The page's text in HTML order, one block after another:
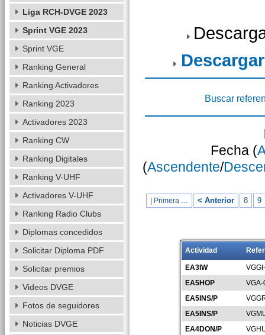
Buscar
Fecha (
(Ascendente/
| Primera … < Anterior 8 9
Actividad
EA3IW
EA5HOP
EA5INS/P
EA5INS/P
EA4DON/P
Liga RCH-DVGE 2023
Sprint VGE 2023
Sprint VGE
Ranking General
Ranking Activadores
Ranking 2023
Activadores 2023
Ranking CW
Ranking Digitales
Ranking V-UHF
Activadores V-UHF
Ranking Radio Clubs
Diplomas concedidos
Solicitar Diploma PDF
Solicitar premios
Videos DVGE
Fotos de seguidores
Noticias DVGE